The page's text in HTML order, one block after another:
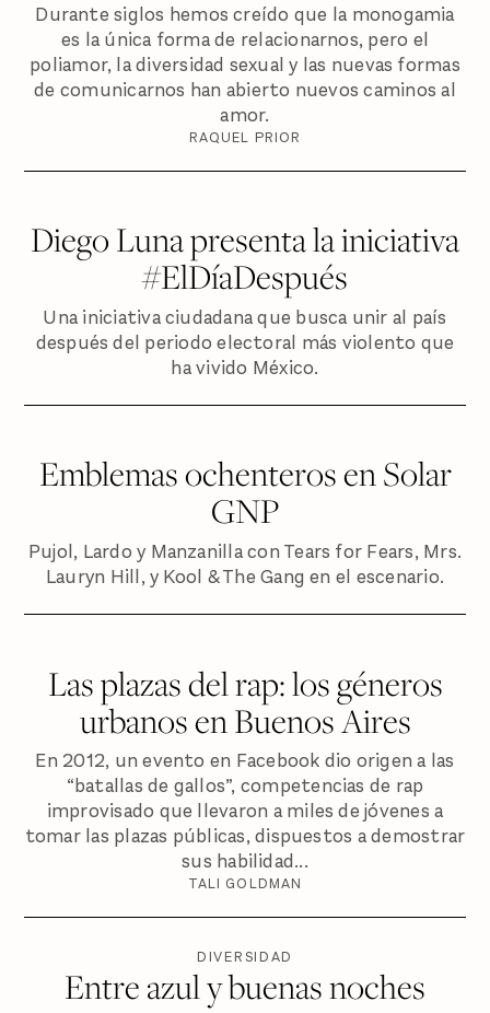
Durante siglos hemos creído que la monogamia
es la única forma de relacionarnos, pero el
poliamor, la diversidad sexual y las nuevas formas
de comunicarnos han abierto nuevos caminos al
amor.
RAQUEL PRIOR
Diego Luna presenta la iniciativa
#ElDíaDespués
Una iniciativa ciudadana que busca unir al país
después del periodo electoral más violento que
ha vivido México.
Emblemas ochenteros en Solar
GNP
Pujol, Lardo y Manzanilla con Tears for Fears, Mrs.
Lauryn Hill, y Kool & The Gang en el escenario.
Las plazas del rap: los géneros
urbanos en Buenos Aires
En 2012, un evento en Facebook dio origen a las
“batallas de gallos”, com­petencias de rap
improvisado que llevaron a miles de jóvenes a
tomar las plazas públicas, dispuestos a demostrar
sus habilidad...
TALI GOLDMAN
DIVERSIDAD
Entre azul y buenas noches